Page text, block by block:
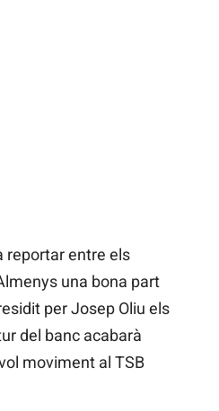
reportar entre els
una bona part
per Josep Oliu els
del banc acabarà
moviment al TSB